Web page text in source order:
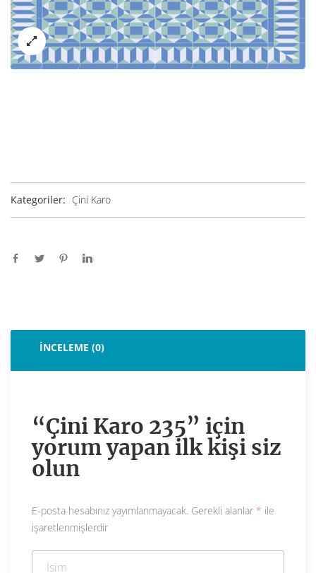
Kategoriler: Çini Karo
İNCELEME (0)
“Çini Karo 235” için
yorum yapan ilk kişi siz
olun
E-posta hesabınız yayımlanmayacak. Gerekli alanlar * ile
işaretlenmişlerdir